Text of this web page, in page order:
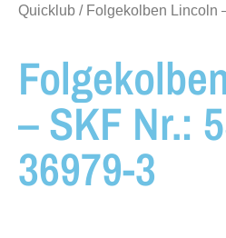
Quicklub / Folgekolben Lincoln
– SKF Nr.:
36979-3